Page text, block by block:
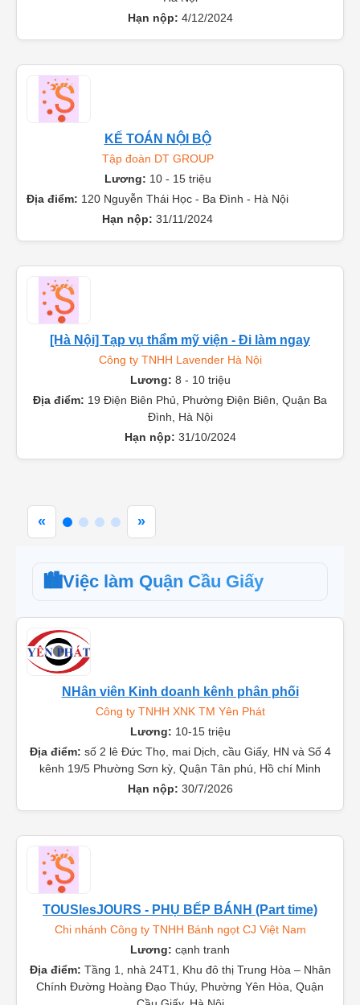
Hạn nộp: 4/12/2024
KẾ TOÁN NỘI BỘ
Tập đoàn DT GROUP
Lương: 10 - 15 triệu
Địa điểm: 120 Nguyễn Thái Học - Ba Đình - Hà Nội
Hạn nộp: 31/11/2024
[Hà Nội] Tạp vụ thẩm mỹ viện - Đi làm ngay
Công ty TNHH Lavender Hà Nội
Lương: 8 - 10 triệu
Địa điểm: 19 Điện Biên Phủ, Phường Điện Biên, Quận Ba
Đình, Hà Nội
Hạn nộp: 31/10/2024
« »
🏙️Việc làm Quận Cầu Giấy
NHân viên Kinh doanh kênh phân phối
Công ty TNHH XNK TM Yên Phát
Lương: 10-15 triệu
Địa điểm: số 2 lê Đức Thọ, mai Dịch, cầu Giấy, HN và Số 4
kênh 19/5 Phường Sơn kỳ, Quận Tân phú, Hồ chí Minh
Hạn nộp: 30/7/2026
TOUSlesJOURS - PHỤ BẾP BÁNH (Part time)
Chi nhánh Công ty TNHH Bánh ngọt CJ Việt Nam
Lương: cạnh tranh
Địa điểm: Tầng 1, nhà 24T1, Khu đô thị Trung Hòa – Nhân
Chính Đường Hoàng Đạo Thúy, Phường Yên Hòa, Quận